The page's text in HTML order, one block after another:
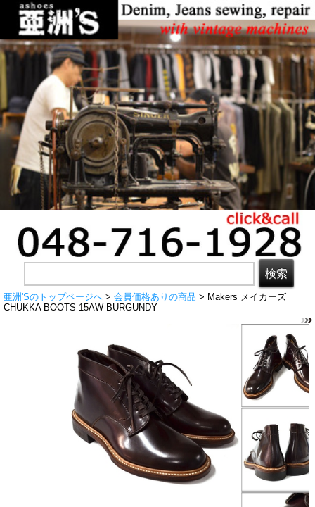
亜洲'Sのトップページへ > 会員価格ありの商品 > Makers メイカーズ
CHUKKA BOOTS 15AW BURGUNDY